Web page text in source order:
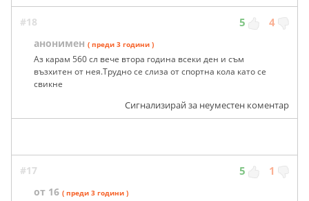
#18 5 4
анонимен ( преди 3 години )
Аз карам 560 сл вече втора година всеки ден и съм
възхитен от нея.Трудно се слиза от спортна кола като се
свикне
Сигнализирай за неуместен коментар
#17 5 1
от 16 ( преди 3 години )